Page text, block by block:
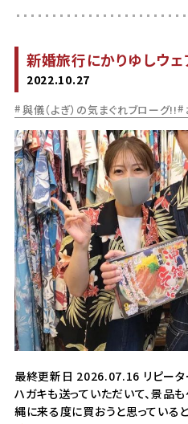
新婚旅行にかりゆしウ
2022.10.27
與儀（よぎ）の気まぐれブローグ!!
最終更新日 2026.07.16 リピー
ハガキも送っていただいて、景品
縄に来る度に買おうと思っている